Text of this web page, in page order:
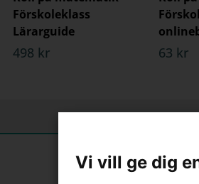
Förskoleklass
Lärarguide
498 kr 63 kr
Vi vill ge dig